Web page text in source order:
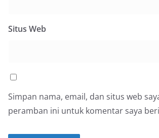
Situs Web
Simpan nama, email, dan situs web
peramban ini untuk komentar saya